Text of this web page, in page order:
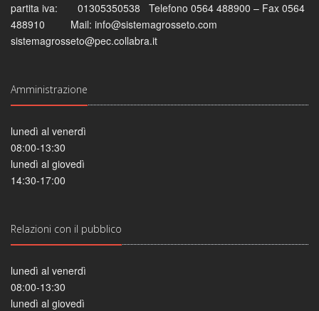
partita iva: 01305350538 Telefono 0564 488900 – Fax 0564
488910 Mail: info@sistemagrosseto.com
sistemagrosseto@pec.collabra.it
Amministrazione
lunedì al venerdì
08:00-13:30
lunedì al giovedì
14:30-17:00
Relazioni con il pubblico
lunedì al venerdì
08:00-13:30
lunedì al giovedì